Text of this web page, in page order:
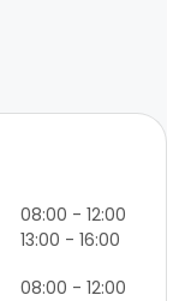
08:00 - 12:00
13:00 - 16:00
08:00 - 12:00